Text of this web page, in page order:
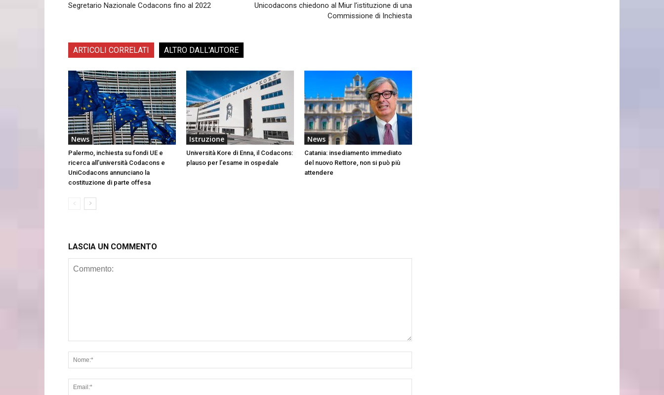
Segretario Nazionale Codacons fino al 2022
Unicodacons chiedono al Miur l’istituzione di una
Commissione di Inchiesta
ARTICOLI CORRELATI ALTRO DALL'AUTORE
News
Palermo, inchiesta su fondi UE e
ricerca all’università Codacons e
UniCodacons annunciano la
costituzione di parte offesa
Istruzione
Università Kore di Enna, il Codacons:
plauso per l’esame in ospedale
News
Catania: insediamento immediato
del nuovo Rettore, non si può più
attendere
LASCIA UN COMMENTO